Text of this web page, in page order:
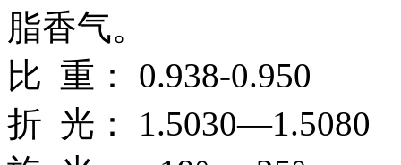
脂香气。
比 重： 0.938-0.950
折 光：